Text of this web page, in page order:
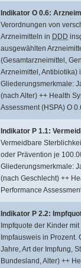
Indikator O 0.6:
Verordnungen von
Arzneimitteln in DDD
ausgewählten
(Gesamtarzneimittel,
Arzneimittel, Antibiotika)
Gliederungsmerkmale:
(nach Alter) ++ Health
Assessment (HSPA) O
Indikator P 1.1:
Vermeidbare
oder Prävention je
Gliederungsmerkmale:
(nach Geschlecht) ++
Performance
Indikator P 2.2:
Impfquote der Kinder
Impfausweis in
Jahre, Art der Impfung,
Bundesland, Alter) ++